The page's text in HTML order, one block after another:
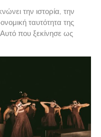
την ιστορία, την
ταυτότητα της
που ξεκίνησε ως